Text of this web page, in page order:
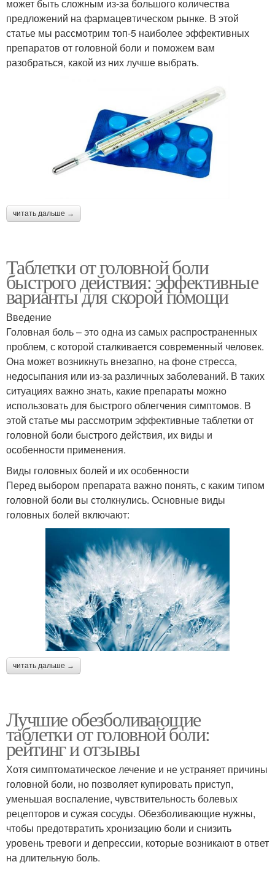
может быть сложным из-за большого количества
предложений на фармацевтическом рынке. В этой
статье мы рассмотрим топ-5 наиболее эффективных
препаратов от головной боли и поможем вам
разобраться, какой из них лучше выбрать.
читать дальше →
Таблетки от головной боли
быстрого действия: эффективные
варианты для скорой помощи
Введение
Головная боль – это одна из самых распространенных
проблем, с которой сталкивается современный человек.
Она может возникнуть внезапно, на фоне стресса,
недосыпания или из-за различных заболеваний. В таких
ситуациях важно знать, какие препараты можно
использовать для быстрого облегчения симптомов. В
этой статье мы рассмотрим эффективные таблетки от
головной боли быстрого действия, их виды и
особенности применения.
Виды головных болей и их особенности
Перед выбором препарата важно понять, с каким типом
головной боли вы столкнулись. Основные виды
головных болей включают:
читать дальше →
Лучшие обезболивающие
таблетки от головной боли:
рейтинг и отзывы
Хотя симптоматическое лечение и не устраняет причины
головной боли, но позволяет купировать приступ,
уменьшая воспаление, чувствительность болевых
рецепторов и сужая сосуды. Обезболивающие нужны,
чтобы предотвратить хронизацию боли и снизить
уровень тревоги и депрессии, которые возникают в ответ
на длительную боль.